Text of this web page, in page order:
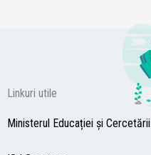
Linkuri utile
Ministerul Educației și Cercetării